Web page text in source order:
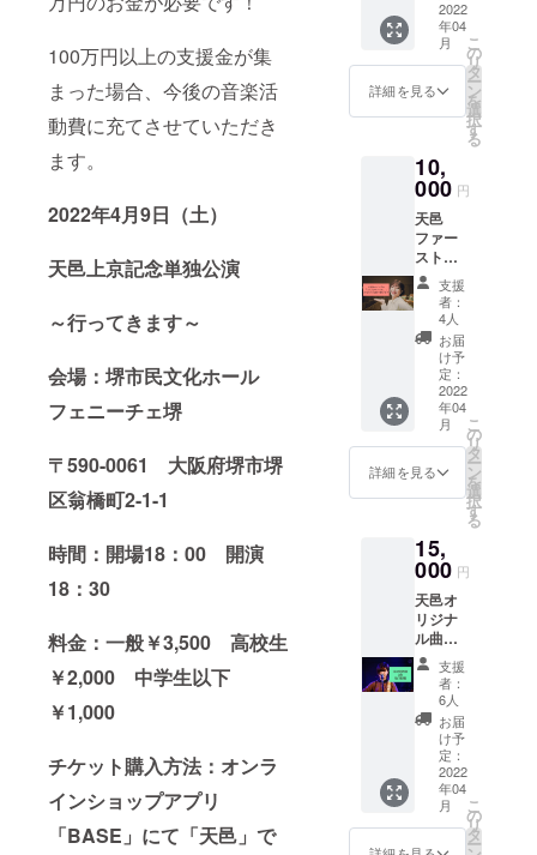
100万円以上の支援金が集
まった場合、今後の音楽活
動費に充てさせていただき
ます。
2022年4月9日（土）
天邑上京記念単独公演
～行ってきます～
会場：堺市民文化ホール
フェニーチェ堺
〒590-0061 大阪府堺市堺
区翁橋町2-1-1
時間：開場18：00 開演
18：30
料金：一般￥3,500 高校生
￥2,000 中学生以下
￥1,000
チケット購入方法：オンラ
インショップアプリ
「BASE」にて「天邑」で
お願い
致しま
す。 ※
ファイ
ル便に
使用不
明点等
あれば
遠慮な
く問い
合わせ
下さ
い。
スへギ
ガファ
イル便
お送り
致しま
届いた
際は必
ずダウ
ンロー
ド期限
内(60日
以内)に
ダウン
ロード
いただ
くよう
お願い
致しま
す。 ※
ギガ
ル便に
ついて
あれば
遠慮な
くメー
ルにて
問い合
わせ下
さい。
で、希
望の宛
名があ
れば備
考欄に
方法▶︎
キャン
イヤー
に登録
頂いた
住所へ
定型郵
送にて
お送り
致しま
す。 ※
送料込
みカ
ラー
バー
ジョン
がゲッ
当日使
用出来
るよう
に郵送
を試み
ますの
で届い
た際は
ぜひ着
用して
頂けれ
ば幸い
です。
来てい
る姿を
天邑が
ステー
喜びし
ま
※正し場
合に
よって
は当日
までの
到着が
出来な
い事も
ござい
ますの
でご了
承下さ
考欄に
記入を
必ずお
願い致
しま
す。 ト
レー
このリ
ターン
を選ん
でいた
だいた
方のみ
ゲット
できま
す！！
！！！
！ 超貴
重… 皆
様が当
日使用
出来る
ように
郵送を
際はぜ
ひ着用
して頂
ければ
幸いで
す。 来
ている
姿を天
邑がス
テージ
からか
ら見つ
けると
大喜び
しま
す！！
2022
年04
月
詳細を見る
こ
の
リ
タ
ー
ン
を
選
択
す
る
10,
000 円
天邑
ファー
ストシ
ングル
「どん
なバツ
で
も。」
の”君”
という
歌詞が
あなた
の名前
になっ
て聴け
る！？
？ お手
持ちの
スマホ
でいつ
でもど
こでも
聴けま
す！ 呼
んで欲
しいお
名前を
備考欄
に書い
てくだ
さい
ね。 お
支援
者：
4人
お届
け予
定：
2022
年04
月
詳細を見る
こ
の
リ
タ
ー
ン
を
選
択
す
る
15,
000 円
天邑オ
リジナ
ル曲未
公開の
新曲を
先行視
聴でき
す！！
公開予
定は上
京後5月
以降の
予定な
支援
者：
6人
お届
け予
定：
2022
年04
月
こ
の
リ
タ
ー